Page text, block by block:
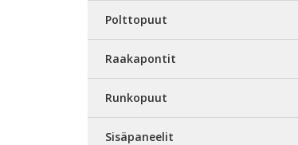
Polttopuut
Raakapontit
Runkopuut
Sisäpaneelit